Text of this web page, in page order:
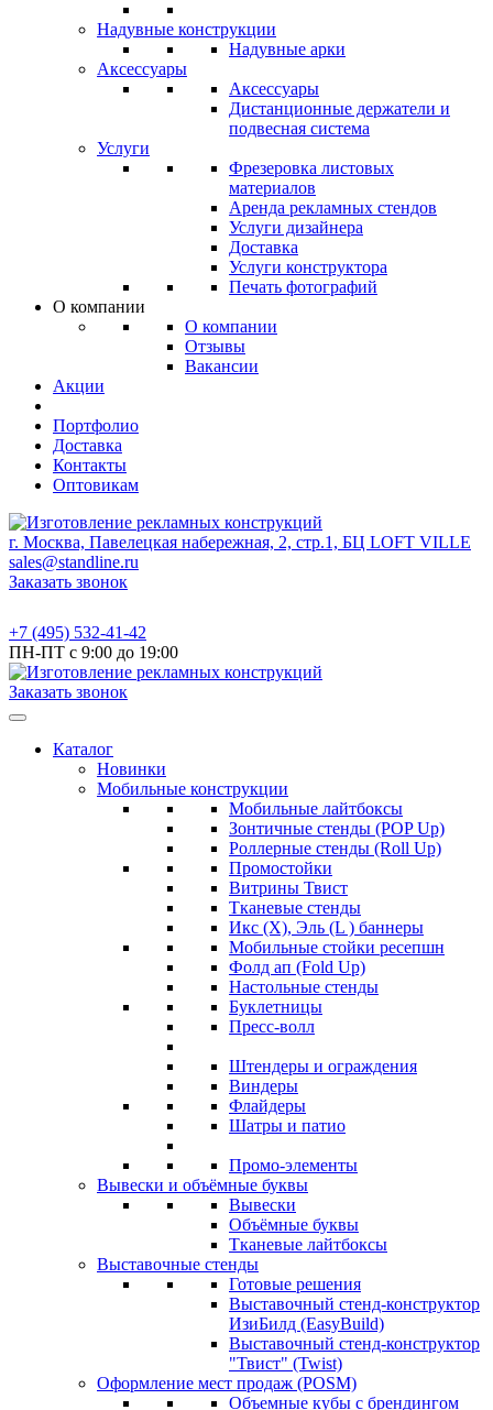
Надувные конструкции
Надувные арки
Аксессуары
Аксессуары
Дистанционные держатели и
подвесная система
Услуги
Фрезеровка листовых
материалов
Аренда рекламных стендов
Услуги дизайнера
Доставка
Услуги конструктора
Печать фотографий
О компании
О компании
Отзывы
Вакансии
Акции
Портфолио
Доставка
Контакты
Оптовикам
г. Москва, Павелецкая набережная, 2, стр.1, БЦ LOFT VILLE
sales@standline.ru
Заказать звонок
+7 (495) 532-41-42
ПН-ПТ с 9:00 до 19:00
Заказать звонок
Каталог
Новинки
Мобильные конструкции
Мобильные лайтбоксы
Зонтичные стенды (POP Up)
Роллерные стенды (Roll Up)
Промостойки
Витрины Твист
Тканевые стенды
Икс (X), Эль (L ) баннеры
Мобильные стойки ресепшн
Фолд ап (Fold Up)
Настольные стенды
Буклетницы
Пресс-волл
Штендеры и ограждения
Виндеры
Флайдеры
Шатры и патио
Промо-элементы
Вывески и объёмные буквы
Вывески
Объёмные буквы
Тканевые лайтбоксы
Выставочные стенды
Готовые решения
Выставочный стенд-конструктор
ИзиБилд (EasyBuild)
Выставочный стенд-конструктор
"Твист" (Twist)
Оформление мест продаж (POSM)
Объемные кубы с брендингом